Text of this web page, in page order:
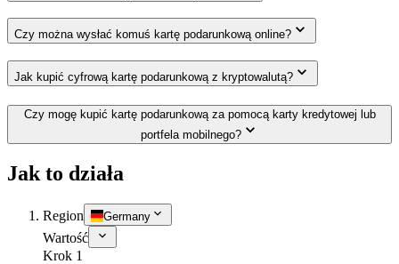
Czy można wysłać komuś kartę podarunkową online?
Jak kupić cyfrową kartę podarunkową z kryptowalutą?
Czy mogę kupić kartę podarunkową za pomocą karty kredytowej lub
portfela mobilnego?
Jak to działa
Region Germany
Wartość
Krok 1